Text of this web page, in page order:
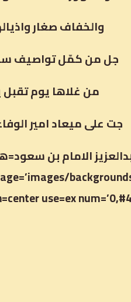
والخفاف صغار
جل من كمّل تواصيف
من غلاها يوم
جت على ميعاد امير
use=ex